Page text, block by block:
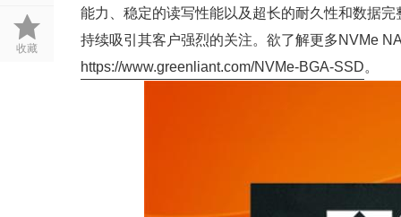
收藏
能力、稳定的读写性能以及超长的耐久性和数据
持续吸引其客户强烈的关注。欲了解更多NVMe
https://www.greenliant.com/NVMe-BGA-SSD。